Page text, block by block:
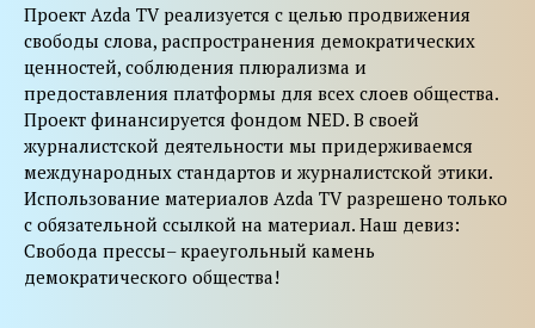
Проект Azda TV реализуется с целью продвижения
свободы слова, распространения демократических
ценностей, соблюдения плюрализма и
предоставления платформы для всех слоев общества.
Проект финансируется фондом NED. В своей
журналистской деятельности мы придерживаемся
международных стандартов и журналистской этики.
Использование материалов Azda TV разрешено только
с обязательной ссылкой на материал. Наш девиз:
Свобода прессы– краеугольный камень
демократического общества!